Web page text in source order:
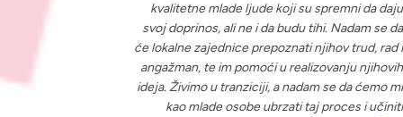
kvalitetne mlade ljude koji su spremni da daju
svoj doprinos, ali ne i da budu tihi. Nadam se da
će lokalne zajednice prepoznati njihov trud, rad i
angažman, te im pomoći u realizovanju njihovih
ideja. Živimo u tranziciji, a nadam se da ćemo mi
kao mlade osobe ubrzati taj proces i učiniti